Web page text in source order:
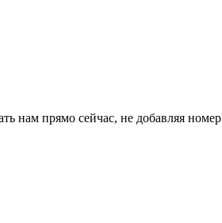
нам прямо сейчас, не добавляя номер